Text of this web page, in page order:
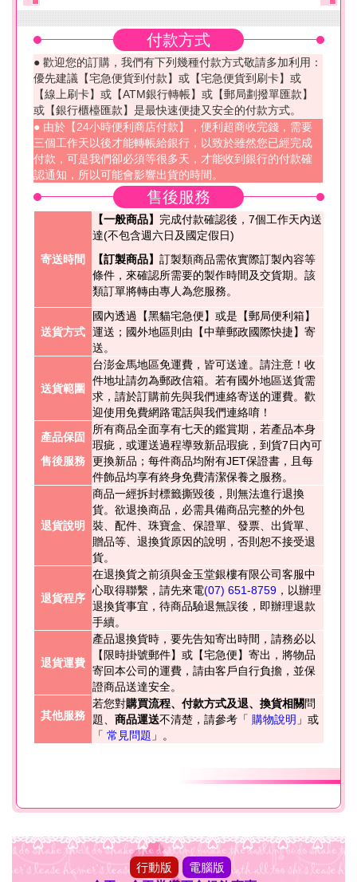
付款方式
● 歡迎您的訂購，我們有下列幾種付款方式敬請多加利用：
優先建議【宅急便貨到付款】或【宅急便貨到刷卡】或
【線上刷卡】或【ATM銀行轉帳】或【郵局劃撥單匯款】
或【銀行櫃檯匯款】是最快速便捷又安全的付款方式。
● 由於【24小時便利商店付款】，便利超商收完錢，需要
三個工作天以後才能轉帳給銀行，以致於雖然您已經完成
付款，可是我們卻必須等很多天，才能收到銀行的付款確
認通知，所以可能會影響出貨的時間。
售後服務
寄送時間
【一般商品】 完成付款確認後，7個工作天內送
達(不包含週六日及國定假日)
【訂製商品】 訂製類商品需依實際訂製內容等
條件，來確認所需要的製作時間及交貨期。該
類訂單將轉由專人為您服務。
送貨方式
國內透過【黑貓宅急便】或是【郵局便利箱】
運送；國外地區則由【中華郵政國際快捷】寄
送。
送貨範圍
台澎金馬地區免運費，皆可送達。請注意！收
件地址請勿為郵政信箱。若有國外地區送貨需
求，請於訂購前先與我們連絡寄送的運費。歡
迎使用免費網路電話與我們連絡唷！
產品保固
售後服務
所有商品全面享有七天的鑑賞期，若產品本身
瑕疵，或運送過程導致新品瑕疵，到貨7日內可
更換新品；每件商品均附有JET保證書，且每
件飾品均享有終身免費清潔保養之服務。
退貨說明
商品一經拆封標籤撕毀後，則無法進行退換
貨。欲退換商品，必需具備商品完整的外包
裝、配件、珠寶盒、保證單、發票、出貨單、
贈品等、退換貨原因的說明，否則恕不接受退
貨。
退貨程序
在退換貨之前須與金玉堂銀樓有限公司客服中
心取得聯繫，請先來電(07) 651-8759，以辦理
退換貨事宜，待商品驗退無誤後，即辦理退款
手續。
退貨運費
產品退換貨時，要先告知寄出時間，請務必以
【限時掛號郵件】或【宅急便】寄出，將物品
寄回本公司的運費，請由客戶自行負擔，並保
證商品送達安全。
其他服務
若您對購買流程、付款方式及退、換貨相關問
題、 商品運送不清楚，請參考「 購物說明 」或
「 常見問題 」。
行動版
電腦版